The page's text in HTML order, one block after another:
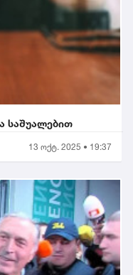
საშუალებით
13 ოქტ. 2025 • 19:37